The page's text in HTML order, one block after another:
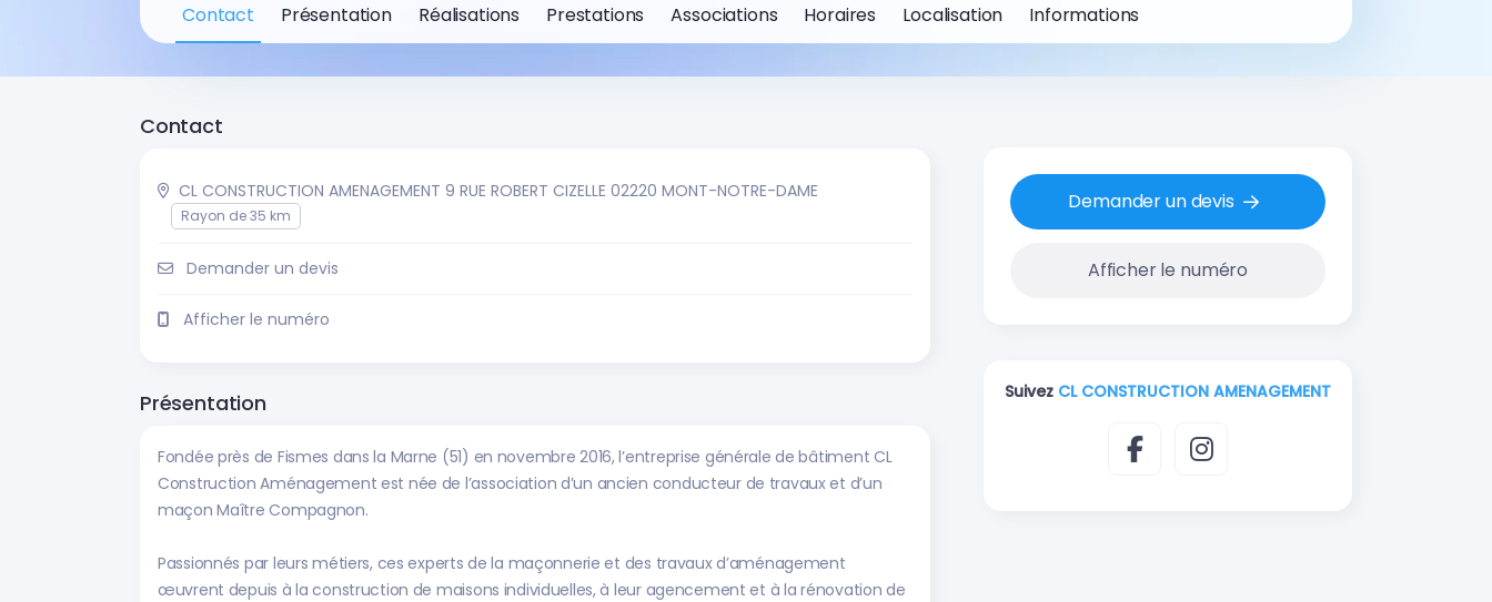
Contact Présentation Réalisations Prestations Associations Horaires Localisation Informations
Contact
CL CONSTRUCTION AMENAGEMENT 9 RUE ROBERT CIZELLE 02220 MONT-NOTRE-DAME
Rayon de 35 km
Demander un devis
Afficher le numéro
Présentation
Fondée près de Fismes dans la Marne (51) en novembre 2016, l’entreprise générale de bâtiment CL
Construction Aménagement est née de l’association d’un ancien conducteur de travaux et d’un
maçon Maître Compagnon.
Passionnés par leurs métiers, ces experts de la maçonnerie et des travaux d’aménagement
œuvrent depuis à la construction de maisons individuelles, à leur agencement et à la rénovation de
Demander un devis
Afficher le numéro
Suivez CL CONSTRUCTION AMENAGEMENT